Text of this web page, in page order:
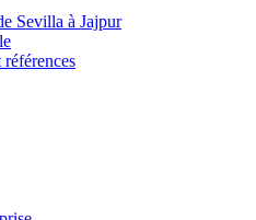
Sevilla à Jajpur